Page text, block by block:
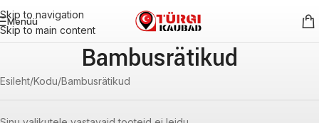
Skip to navigation
Skip to main content
Menüü
Bambusrätikud
Esileht Kodu Bambusrätikud